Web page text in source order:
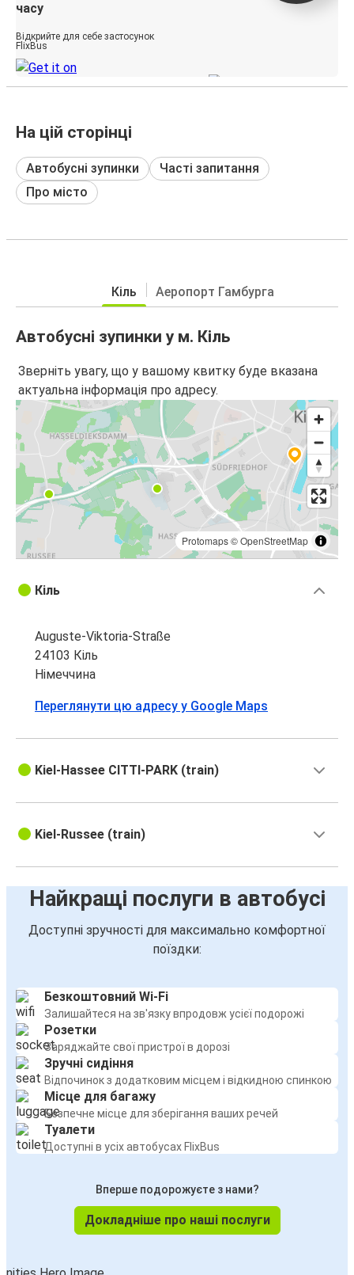
часу
Відкрийте для себе застосунок
FlixBus
На цій сторінці
Автобусні зупинки
Часті запитання
Про місто
Кіль Аеропорт Гамбурга
Автобусні зупинки у м. Кіль
Зверніть увагу, що у вашому квитку буде вказана
актуальна інформація про адресу.
Protomaps©OpenStreetMap
Кіль
Auguste-Viktoria-Straße
24103 Кіль
Німеччина
Переглянути цю адресу у Google Maps
Kiel-Hassee CITTI-PARK (train)
Kiel-Russee (train)
Найкращі послуги в автобусі
Доступні зручності для максимально комфортної
поїздки:
Безкоштовний Wi-Fi
Залишайтеся на зв'язку впродовж усієї подорожі
Розетки
Заряджайте свої пристрої в дорозі
Зручні сидіння
Відпочинок з додатковим місцем і відкидною спинкою
Місце для багажу
Безпечне місце для зберігання ваших речей
Туалети
Доступні в усіх автобусах FlixBus
Вперше подорожуєте з нами?
Докладніше про наші послуги